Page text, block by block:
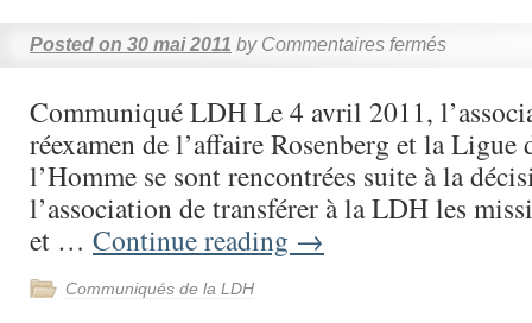
Posted on 30 mai 2011 by Commentaires fermés
Communiqué LDH Le 4 avril 2011,
réexamen de l’affaire Rosenberg et la Ligue
l’Homme se sont rencontrées suite à la
l’association de transférer à la LDH les
et … Continue reading →
Communiqués de la LDH